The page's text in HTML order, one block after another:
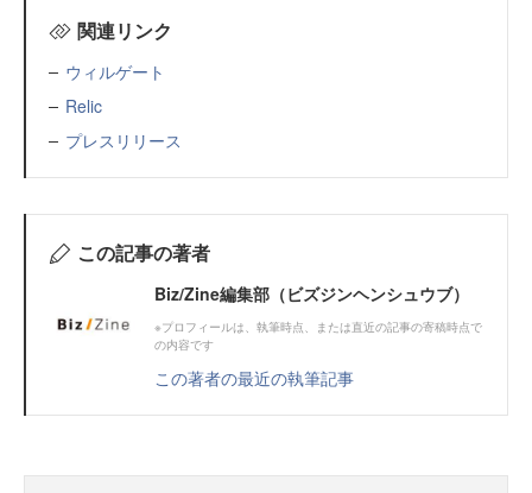
関連リンク
ウィルゲート
Relic
プレスリリース
この記事の著者
Biz/Zine編集部（ビズジンヘンシュウブ）
※プロフィールは、執筆時点、または直近の記事の寄稿時点で
の内容です
この著者の最近の執筆記事